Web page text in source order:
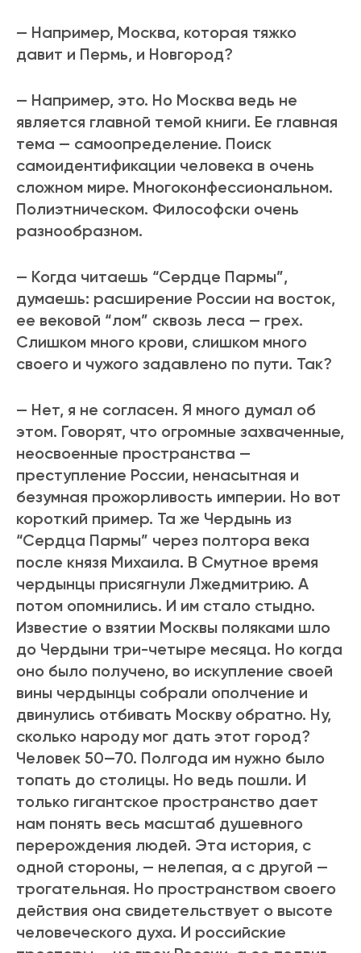
— Например, Москва, которая тяжко
давит и Пермь, и Новгород?
— Например, это. Но Москва ведь не
является главной темой книги. Ее главная
тема — самоопределение. Поиск
самоидентификации человека в очень
сложном мире. Многоконфессиональном.
Полиэтническом. Философски очень
разнообразном.
— Когда читаешь “Сердце Пармы”,
думаешь: расширение России на восток,
ее вековой “лом” сквозь леса — грех.
Слишком много крови, слишком много
своего и чужого задавлено по пути. Так?
— Нет, я не согласен. Я много думал об
этом. Говорят, что огромные захваченные,
неосвоенные пространства —
преступление России, ненасытная и
безумная прожорливость империи. Но вот
короткий пример. Та же Чердынь из
“Сердца Пармы” через полтора века
после князя Михаила. В Смутное время
чердынцы присягнули Лжедмитрию. А
потом опомнились. И им стало стыдно.
Известие о взятии Москвы поляками шло
до Чердыни три-четыре месяца. Но когда
оно было получено, во искупление своей
вины чердынцы собрали ополчение и
двинулись отбивать Москву обратно. Ну,
сколько народу мог дать этот город?
Человек 50—70. Полгода им нужно было
топать до столицы. Но ведь пошли. И
только гигантское пространство дает
нам понять весь масштаб душевного
перерождения людей. Эта история, с
одной стороны, — нелепая, а с другой —
трогательная. Но пространством своего
действия она свидетельствует о высоте
человеческого духа. И российские